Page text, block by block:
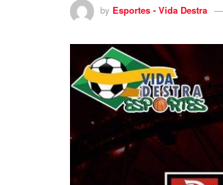
by Esportes - Vida Destra